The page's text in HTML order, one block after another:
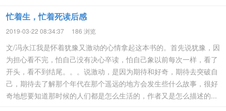
忙着生，忙着死读后感
2019-03-22 08:34:37 186 浏览
文/冯永江我是怀着犹豫又激动的心情拿起这本书的。首先说犹豫，因
为担心看不完，怕自己没有决心卒读，怕自己象以前每次一样，看了
开头，看不到结尾。。。说激动，是因为期待和好奇，期待去突破自
己，期待去了解那个年代在那个遥远的地方会发生些什么故事，很好
奇地想要知道那时候的人们都是怎么生活的，作者又是怎么描述的...